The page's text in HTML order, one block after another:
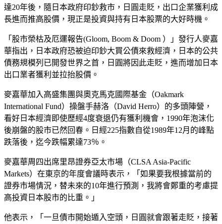
達20年後，隨日本政府印鈔救市，日圓走貶，出口企業獲利成
長進而推高股價，現正是投資與持有日本股票的大好時機。
「股市榮枯及厄運報告(Gloom, Boom & Doom ）」發行人麥嘉
華指出，日本政府恐被迫印鈔大買公債來救經濟，日本的公共
債務規模列已開發世界之首，日圓將因此走貶，進而增加日本
出口業者獲利並拉抬股價。
麥嘉華加入高盛集團與奧克馬克國際基金（Oakmark
International Fund）操盤手赫洛（David Herro）的多頭陣營，
看好日本經濟即使歷經4度衰退仍有獲利機會，1990年泡沫化
後崩盤的股市已然回春。日經225指數自從1989年12月的峰點
跌落後，迄今跌幅累達73％。
麥嘉華周四出席里昂證券亞太市場（CLSA Asia-Pacific
Markets）在東京的年度會議時表示，「如果要我根據當前的
證券市場情況，替未來的10年進行預測，我將會鄭重的考慮提
高投資日本股市的比重。」
他表示，「一旦債市開始遁入空頭，日圓就會跟著走貶，接著